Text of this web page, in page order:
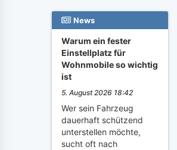
News
Warum ein fester
Einstellplatz für
Wohnmobile so wichtig
ist
5. August 2026 18:42
Wer sein Fahrzeug
dauerhaft schützend
unterstellen möchte,
sucht oft nach